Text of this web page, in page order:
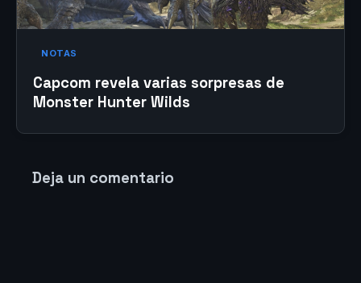
NOTAS
Capcom revela varias sorpresas de
Monster Hunter Wilds
Deja un comentario